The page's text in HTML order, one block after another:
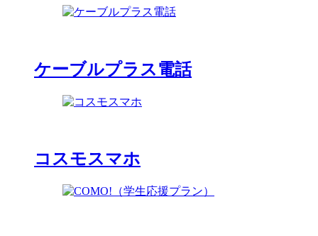
ケーブルプラス電話
コスモスマホ